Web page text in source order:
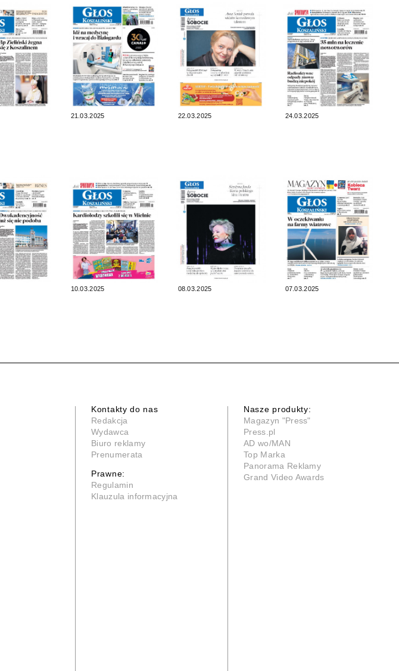
21.03.2025 22.03.2025 24.03.2025
10.03.2025 08.03.2025 07.03.2025
Kontakty do nas
Redakcja
Wydawca
Biuro reklamy
Prenumerata
Prawne:
Regulamin
Klauzula informacyjna
Nasze produkty:
Magazyn "Press"
Press.pl
AD wo/MAN
Top Marka
Panorama Reklamy
Grand Video Awards